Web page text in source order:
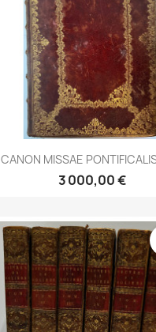
Aperçu rapide
CANON MISSAE
3 000,00 €